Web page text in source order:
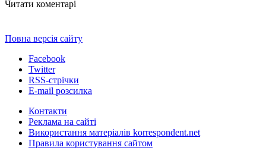
Читати коментарі
Повна версія сайту
Facebook
Twitter
RSS-стрічки
E-mail розсилка
Контакти
Реклама на сайті
Використання матеріалів korrespondent.net
Правила користування сайтом